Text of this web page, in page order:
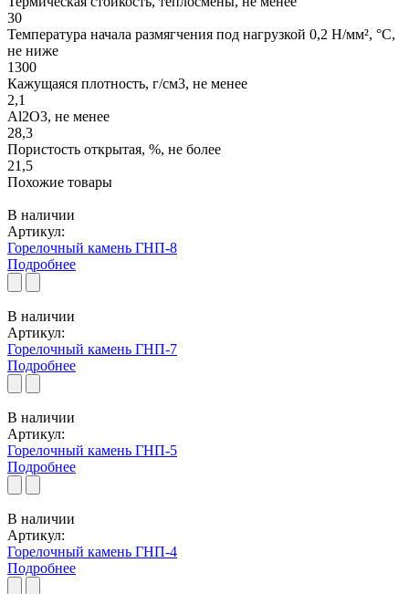
30
Температура начала размягчения под нагрузкой 0,2 Н/мм², °С,
не ниже
1300
Кажущаяся плотность, г/см3, не менее
2,1
Al2O3, не менее
28,3
Пористость открытая, %, не более
21,5
Похожие товары
В наличии
Артикул:
Горелочный камень ГНП-8
Подробнее
В наличии
Артикул:
Горелочный камень ГНП-7
Подробнее
В наличии
Артикул:
Горелочный камень ГНП-5
Подробнее
В наличии
Артикул:
Горелочный камень ГНП-4
Подробнее